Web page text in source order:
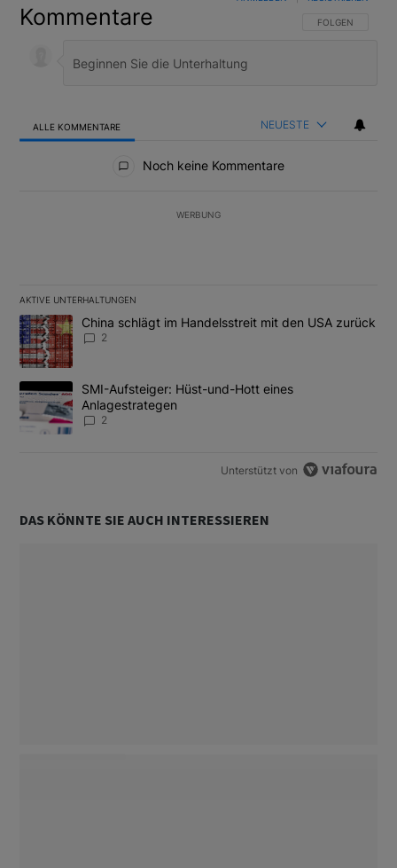
Kommentare FOLGE DIESER
FOLGEN
ALLE KOMMENTARE NEUESTE
Noch keine Kommentare
WERBUNG
AKTIVE UNTERHALTUNGEN
Das Folgende ist eine Liste der am meisten kommentierten
Ein Trendartikel mit dem Titel "China schlägt im Handelsstreit
China schlägt im Handelsstreit mit den USA zurück
2
Ein Trendartikel mit dem Titel "SMI-Aufsteiger: Hüst-und-Hott
SMI-Aufsteiger: Hüst-und-Hott eines
Anlagestrategen
2
Unterstützt von
DAS KÖNNTE SIE AUCH INTERESSIEREN